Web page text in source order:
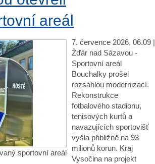
areál
sportovní areál
7. července 2026, 06.09 |
Žďár nad Sázavou -
Sportovní areál
Bouchalky prošel
rozsáhlou modernizací.
Rekonstrukce
fotbalového stadionu,
tenisových kurtů a
navazujících sportovišť
vyšla přibližně na 93
milionů korun. Kraj
Vysočina na projekt